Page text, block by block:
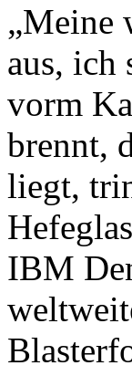
„Meine
aus, ich
vorm
brennt,
liegt,
IBM